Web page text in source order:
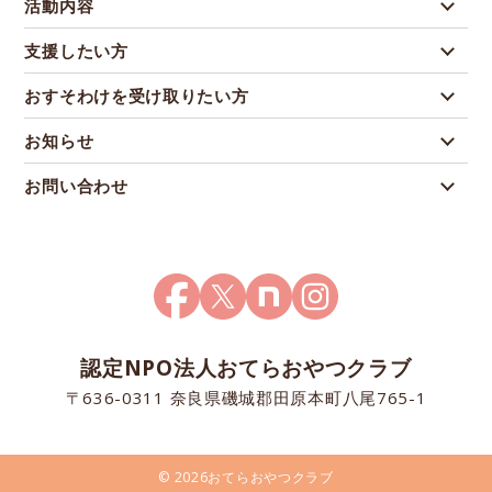
活動内容
支援したい方
おすそわけを受け取りたい方
お知らせ
お問い合わせ
認定NPO法人おてらおやつクラブ
〒636-0311 奈良県磯城郡田原本町八尾765-1
© 2026おてらおやつクラブ